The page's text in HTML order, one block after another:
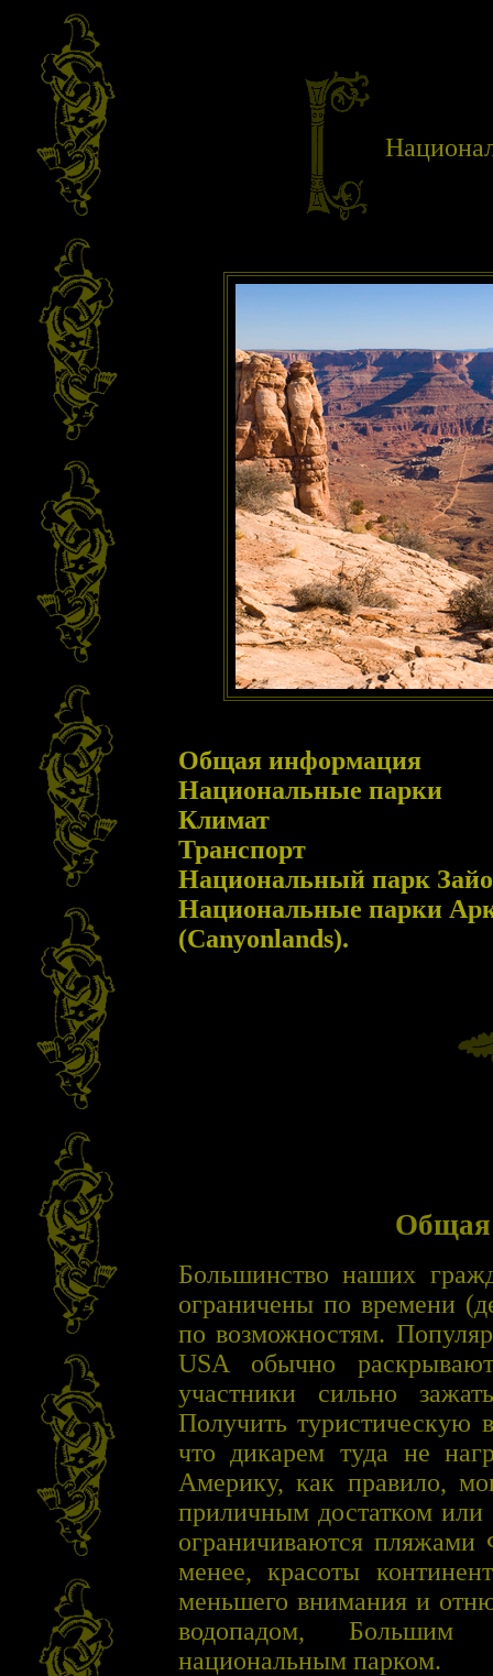
Общая информация
Национальные парки
Климат
Транспорт
Национальный парк
Национальные парки
(Canyonlands).
Общая
Большинство наших
ограничены по времени
по возможностям.
USA обычно
участники сильно
Получить
что дикарем туда не
Америку, как правило,
приличным достатком или
ограничиваются
менее, красоты
меньшего внимания и
водопадом, Большим
национальным парком.